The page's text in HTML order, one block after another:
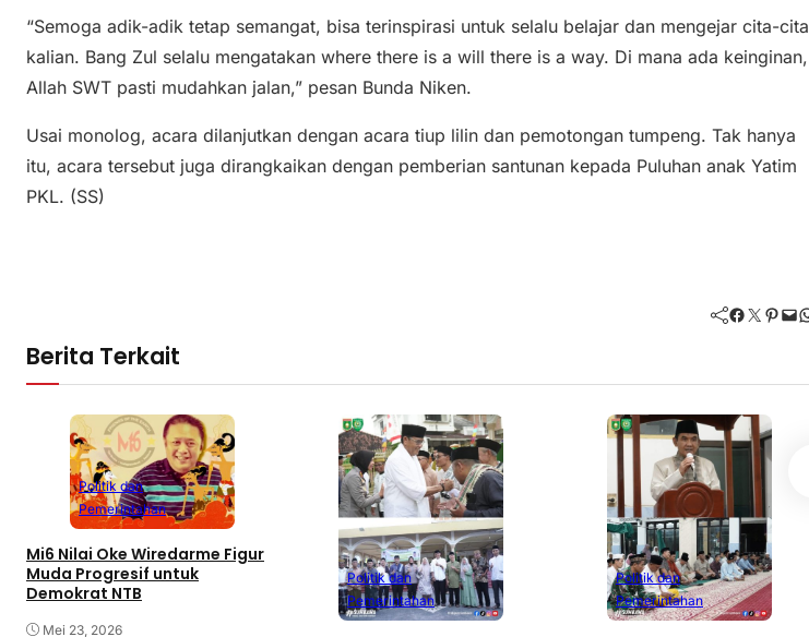
“Semoga adik-adik tetap semangat, bisa terinspirasi untuk selalu belajar dan mengejar cita-cita
kalian. Bang Zul selalu mengatakan where there is a will there is a way. Di mana ada keinginan,
Allah SWT pasti mudahkan jalan,” pesan Bunda Niken.
Usai monolog, acara dilanjutkan dengan acara tiup lilin dan pemotongan tumpeng. Tak hanya
itu, acara tersebut juga dirangkaikan dengan pemberian santunan kepada Puluhan anak Yatim
PKL. (SS)
Facebook Twitter Pinterest Mail WhatsApp
Berita Terkait
Politik dan
Pemerintahan
Mi6 Nilai Oke Wiredarme Figur
Muda Progresif untuk
Demokrat NTB
Mei 23, 2026
Politik dan
Pemerintahan
Politik dan
Pemerintahan